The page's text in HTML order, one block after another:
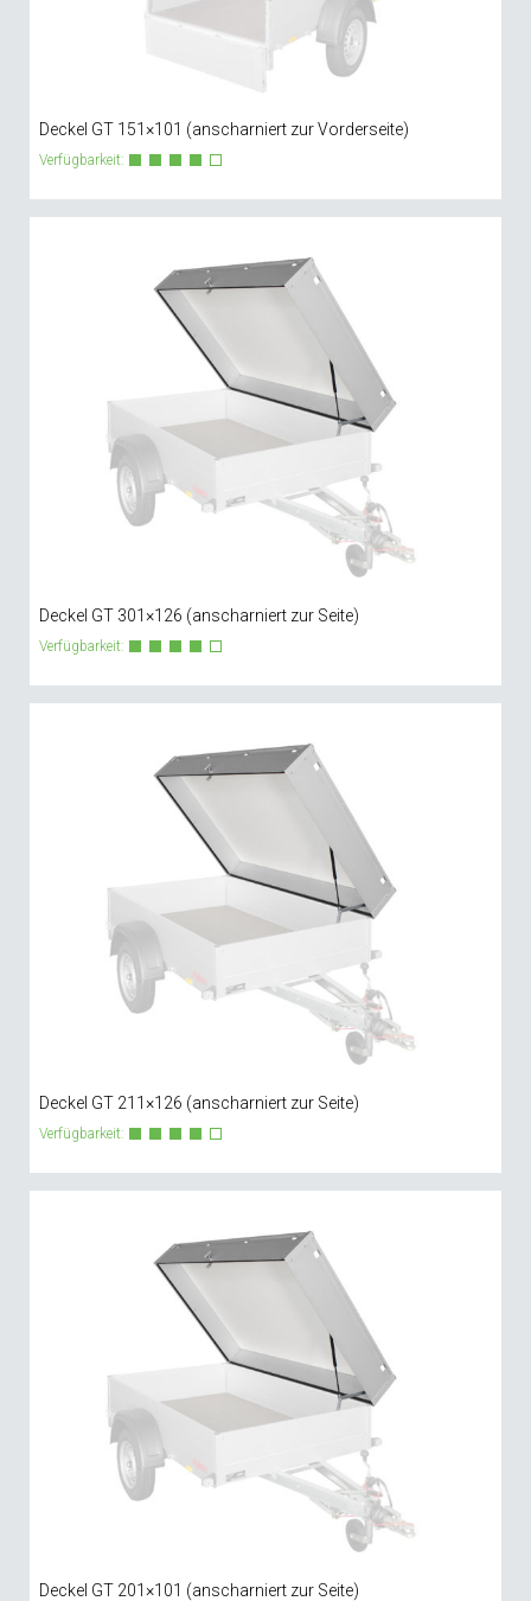
Deckel GT 151×101 (anscharniert zur Vorderseite)
Verfügbarkeit:
Deckel GT 301×126 (anscharniert zur Seite)
Verfügbarkeit:
Deckel GT 211×126 (anscharniert zur Seite)
Verfügbarkeit:
Deckel GT 201×101 (anscharniert zur Seite)